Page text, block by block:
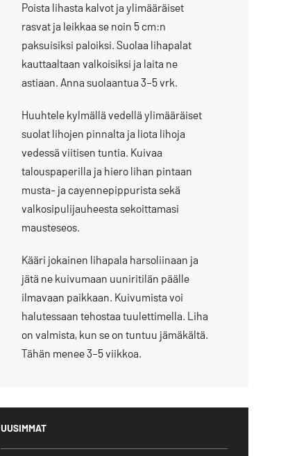
Poista lihasta kalvot ja ylimääräiset
rasvat ja leikkaa se noin 5 cm:n
paksuisiksi paloiksi. Suolaa lihapalat
kauttaaltaan valkoisiksi ja laita ne
astiaan. Anna suolaantua 3–5 vrk.
Huuhtele kylmällä vedellä ylimääräiset
suolat lihojen pinnalta ja liota lihoja
vedessä viitisen tuntia. Kuivaa
talouspaperilla ja hiero lihan pintaan
musta- ja cayennepippurista sekä
valkosipulijauheesta sekoittamasi
mausteseos.
Kääri jokainen lihapala harsoliinaan ja
jätä ne kuivumaan uuniritilän päälle
ilmavaan paikkaan. Kuivumista voi
halutessaan tehostaa tuulettimella. Liha
on valmista, kun se on tuntuu jämäkältä.
Tähän menee 3–5 viikkoa.
UUSIMMAT